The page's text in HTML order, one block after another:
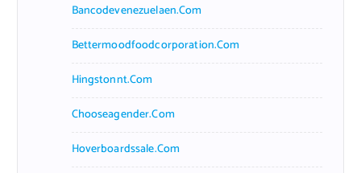
Bancodevenezuelaen.com
Bettermoodfoodcorporation.com
Hingstonnt.com
Chooseagender.com
Hoverboardssale.com